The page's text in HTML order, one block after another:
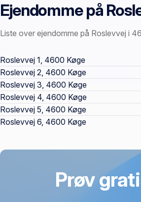
Ejendomme på
Liste over ejendomme på Roslevvej i
Offentlige
Roslevvej 1, 4600 Køge
Roslevvej 2, 4600 Køge
Roslevvej 3, 4600 Køge
Roslevvej 4, 4600 Køge
Roslevvej 5, 4600 Køge
Roslevvej 6, 4600 Køge
Prøv